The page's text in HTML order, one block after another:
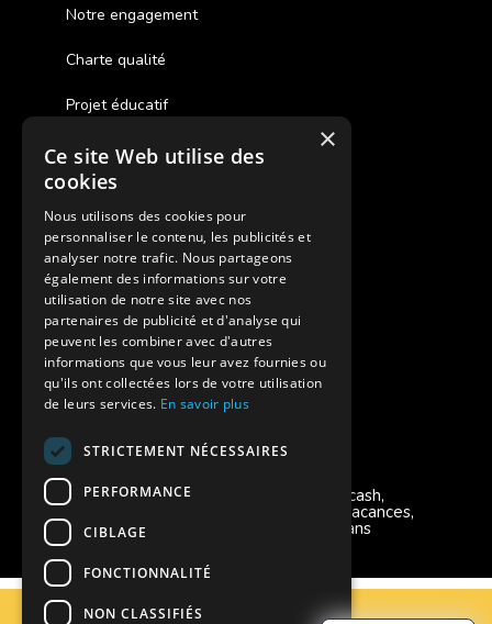
Notre engagement
Charte qualité
Projet éducatif
Des colonies de vacances inclusives
Assurances annulations
Aides financières pour partir en colonie
Charte de confidentialité
Vacances Adaptées Adulte Supernova
Modes de règlement acceptés
Chèque, Virement, Espèces, Mandats cash,
Bons CAF, Conseil général, Chèques vacances,
Carte bancaire, Prise en charge reçu sans
règlement, Prélèvement, Pass Colo
×
Ce site Web utilise des
cookies
Nous utilisons des cookies pour
personnaliser le contenu, les publicités et
analyser notre trafic. Nous partageons
également des informations sur votre
utilisation de notre site avec nos
partenaires de publicité et d'analyse qui
peuvent les combiner avec d'autres
informations que vous leur avez fournies ou
qu'ils ont collectées lors de votre utilisation
de leurs services. En savoir plus
STRICTEMENT NÉCESSAIRES
PERFORMANCE
CIBLAGE
FONCTIONNALITÉ
NON CLASSIFIÉS